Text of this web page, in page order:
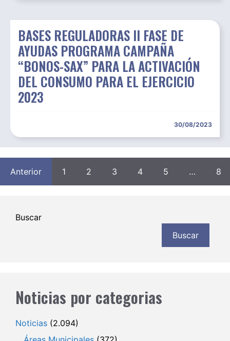
BASES REGULADORAS II FASE DE
AYUDAS PROGRAMA CAMPAÑA
“BONOS-SAX” PARA LA ACTIVACIÓN
DEL CONSUMO PARA EL EJERCICIO
2023
30/08/2023
Anterior 1 2 3 4 5 … 8
Buscar
Buscar
Noticias por categorias
Noticias (2.094)